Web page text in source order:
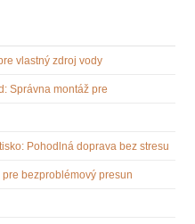
vlastný zdroj vody
Správna montáž pre
Pohodlná doprava bez stresu
bezproblémový presun